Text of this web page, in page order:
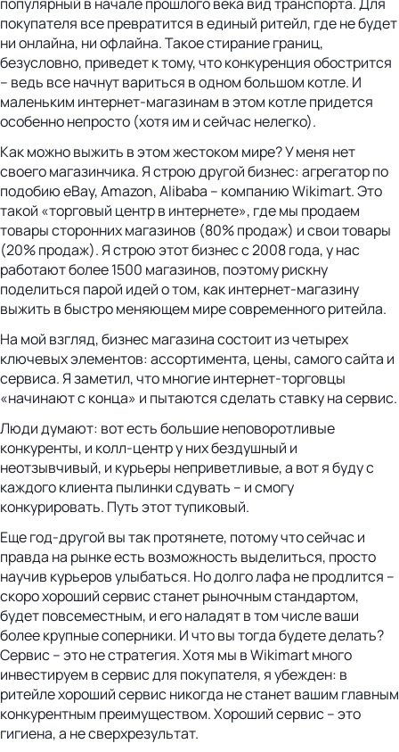
покупателя все превратится в единый ритейл, где не будет
ни онлайна, ни офлайна. Такое стирание границ,
безусловно, приведет к тому, что конкуренция обострится
– ведь все начнут вариться в одном большом котле. И
маленьким интернет-магазинам в этом котле придется
особенно непросто (хотя им и сейчас нелегко).
Как можно выжить в этом жестоком мире? У меня нет
своего магазинчика. Я строю другой бизнес: агрегатор по
подобию eBay, Amazon, Alibaba – компанию Wikimart. Это
такой «торговый центр в интернете», где мы продаем
товары сторонних магазинов (80% продаж) и свои товары
(20% продаж). Я строю этот бизнес с 2008 года, у нас
работают более 1500 магазинов, поэтому рискну
поделиться парой идей о том, как интернет-магазину
выжить в быстро меняющем мире современного ритейла.
На мой взгляд, бизнес магазина состоит из четырех
ключевых элементов: ассортимента, цены, самого сайта и
сервиса. Я заметил, что многие интернет-торговцы
«начинают с конца» и пытаются сделать ставку на сервис.
Люди думают: вот есть большие неповоротливые
конкуренты, и колл-центр у них бездушный и
неотзывчивый, и курьеры неприветливые, а вот я буду с
каждого клиента пылинки сдувать – и смогу
конкурировать. Путь этот тупиковый.
Еще год-другой вы так протянете, потому что сейчас и
правда на рынке есть возможность выделиться, просто
научив курьеров улыбаться. Но долго лафа не продлится –
скоро хороший сервис станет рыночным стандартом,
будет повсеместным, и его наладят в том числе ваши
более крупные соперники. И что вы тогда будете делать?
Сервис – это не стратегия. Хотя мы в Wikimart много
инвестируем в сервис для покупателя, я убежден: в
ритейле хороший сервис никогда не станет вашим главным
конкурентным преимуществом. Хороший сервис – это
гигиена, а не сверхрезультат.